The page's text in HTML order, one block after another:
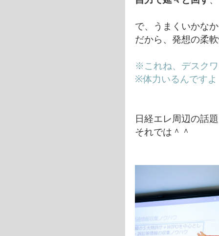
で、うまくいかな
だから、発想の柔
※これね、デスク
※体力いるんです
日経エレ周辺の話
それでは＾＾